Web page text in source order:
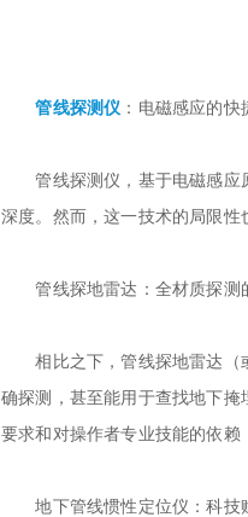
管线探测仪 ：电磁感应的快
管线探测仪，基于电磁感应原
深度。然而，这一技术的局限性
管线探地雷达：全材质探测
相比之下，管线探地雷达（或
确探测，甚至能用于查找地下
要求和对操作者专业技能的依赖
地下管线惯性定位仪：科技